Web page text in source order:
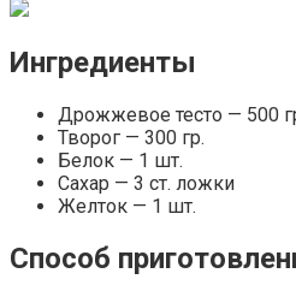
Ингредиенты
Дрожжевое тесто — 500
Творог — 300 гр.
Белок — 1 шт.
Сахар — 3 ст. ложки
Желток — 1 шт.
Способ